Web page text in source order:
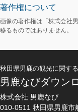
著作権について
画像の著作権は「株式会社
移るものではありません。
秋田県男鹿の観光に関す
男鹿なびダウン
株式会社 男鹿なび
010-0511 秋田県男鹿市